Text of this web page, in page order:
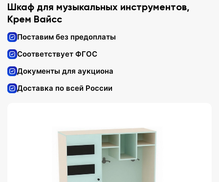
Шкаф для музыкальных инструментов,
Крем Вайсс
Поставим без предоплаты
Соответствует ФГОС
Документы для аукциона
Доставка по всей России